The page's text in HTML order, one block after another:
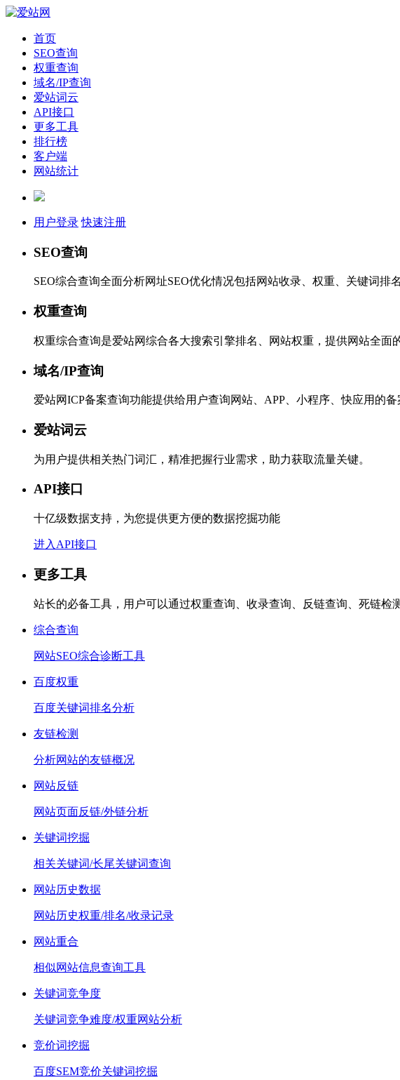
首页
SEO查询
权重查询
域名/IP查询
爱站词云
API接口
更多工具
排行榜
客户端
网站统计
用户登录 快速注册
SEO查询
SEO综合查询全面分析网址SEO优化情况包括网站收录、权重、关键词排
权重查询
权重综合查询是爱站网综合各大搜索引擎排名、网站权重，提供网站全面
域名/IP查询
爱站网ICP备案查询功能提供给用户查询网站、APP、小程序、快应用的
爱站词云
为用户提供相关热门词汇，精准把握行业需求，助力获取流量关键。
API接口
十亿级数据支持，为您提供更方便的数据挖掘功能
进入API接口
更多工具
站长的必备工具，用户可以通过权重查询、收录查询、反链查询、死链检
综合查询
网站SEO综合诊断工具
百度权重
百度关键词排名分析
友链检测
分析网站的友链概况
网站反链
网站页面反链/外链分析
关键词挖掘
相关关键词/长尾关键词查询
网站历史数据
网站历史权重/排名/收录记录
网站重合
相似网站信息查询工具
关键词竞争度
关键词竞争难度/权重网站分析
竞价词挖掘
百度SEM竞价关键词挖掘